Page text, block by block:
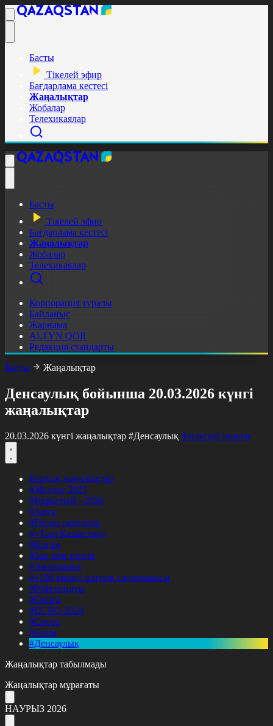
Басты
Тікелей эфир
Бағдарлама кестесі
Жаңалықтар
Жобалар
Телехикаялар
Басты
Тікелей эфир
Бағдарлама кестесі
Жаңалықтар
Жобалар
Телехикаялар
Корпорация туралы
Байланыс
Жарнама
ALTYN QOR
Редакция стандарты
Басты
Жаңалықтар
Денсаулық бойынша 20.03.2026 күнгі
жаңалықтар
20.03.2026 күнгі жаңалықтар #Денсаулық Фильтрді тазалау
Барлық жаңалықтар
#Жолдау 2025
#Құрылтай - 2026
#Апта
#Ресми оқиғалар
#«Таза Қазақстан»
#Қоғам
#Заң мен тәртіп
#Экономика
#«100 кітап» ұлттық сауалнамасы
#Референдум
#Оқиға
#EURO 2024
#Спорт
#Әлем
#Денсаулық
Жаңалықтар табылмады
Жаңалықтар мұрағаты
НАУРЫЗ 2026